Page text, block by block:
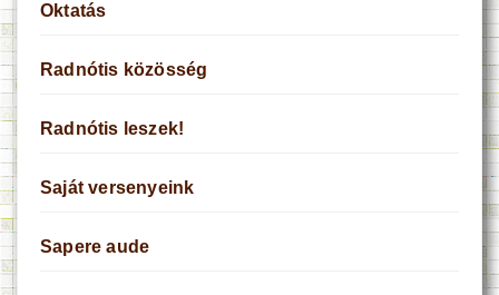
Oktatás
Radnótis közösség
Radnótis leszek!
Saját versenyeink
Sapere aude